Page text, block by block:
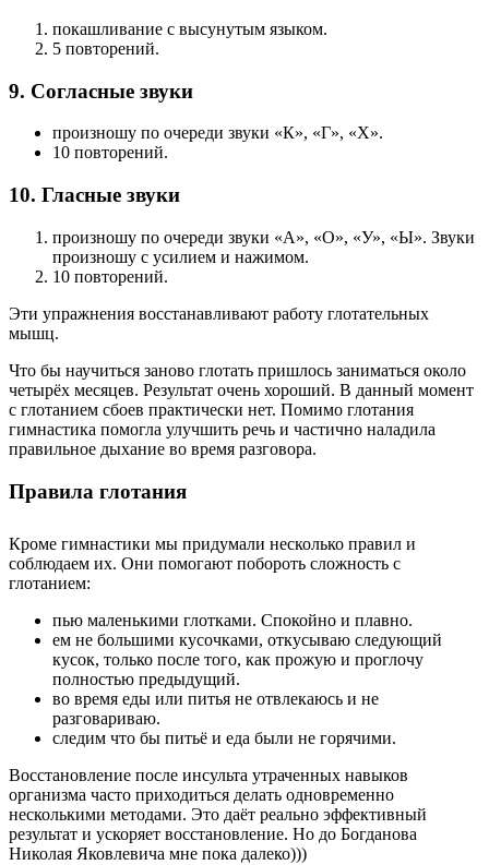
покашливание с высунутым языком.
5 повторений.
9. Согласные звуки
произношу по очереди звуки «К», «Г», «Х».
10 повторений.
10. Гласные звуки
произношу по очереди звуки «А», «О», «У», «Ы». Звуки
произношу с усилием и нажимом.
10 повторений.
Эти упражнения восстанавливают работу глотательных
мышц.
Что бы научиться заново глотать пришлось заниматься около
четырёх месяцев. Результат очень хороший. В данный момент
с глотанием сбоев практически нет. Помимо глотания
гимнастика помогла улучшить речь и частично наладила
правильное дыхание во время разговора.
Правила глотания
Кроме гимнастики мы придумали несколько правил и
соблюдаем их. Они помогают побороть сложность с
глотанием:
пью маленькими глотками. Спокойно и плавно.
ем не большими кусочками, откусываю следующий
кусок, только после того, как прожую и проглочу
полностью предыдущий.
во время еды или питья не отвлекаюсь и не
разговариваю.
следим что бы питьё и еда были не горячими.
Восстановление после инсульта утраченных навыков
организма часто приходиться делать одновременно
несколькими методами. Это даёт реально эффективный
результат и ускоряет восстановление. Но до Богданова
Николая Яковлевича мне пока далеко)))